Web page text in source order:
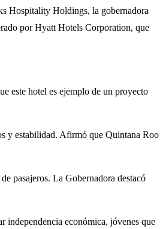
Hospitality Holdings, la gobernadora
por Hyatt Hotels Corporation, que
este hotel es ejemplo de un proyecto
y estabilidad. Afirmó que Quintana Roo
pasajeros. La Gobernadora destacó
independencia económica, jóvenes que